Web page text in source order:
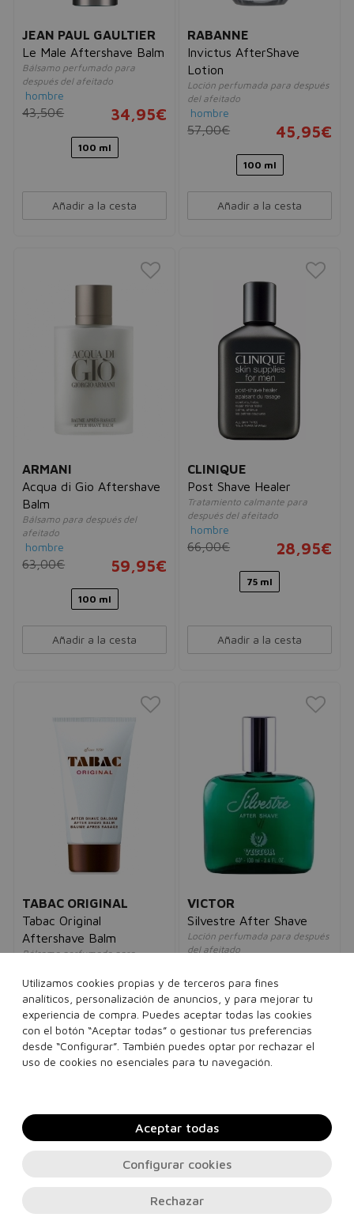
JEAN PAUL GAULTIER
Le Male Aftershave Balm
Bálsamo perfumado para
después del afeitado
hombre
43,50€ 34,95€
100 ml
Añadir a la cesta
RABANNE
Invictus AfterShave
Lotion
Loción perfumada para después
del afeitado
hombre
57,00€ 45,95€
100 ml
Añadir a la cesta
ARMANI
Acqua di Gio Aftershave
Balm
Bálsamo para después del
afeitado
hombre
63,00€ 59,95€
100 ml
Añadir a la cesta
CLINIQUE
Post Shave Healer
Tratamiento calmante para
después del afeitado
hombre
66,00€ 28,95€
75 ml
Añadir a la cesta
TABAC ORIGINAL
Tabac Original
Aftershave Balm
Bálsamo perfumado para
hombre
22,00€ 7,95€
75 ml
VICTOR
Silvestre After Shave
Loción perfumada para después
del afeitado
18,00€ 16,95€
100 ml
Utilizamos cookies propias y de terceros para fines
analíticos, personalización de anuncios, y para mejorar tu
experiencia de compra. Puedes aceptar todas las cookies
con el botón “Aceptar todas” o gestionar tus preferencias
desde “Configurar”. También puedes optar por rechazar el
uso de cookies no esenciales para tu navegación.
Rechazar
Configurar cookies
Aceptar todas
Contacto, soporte e información legal